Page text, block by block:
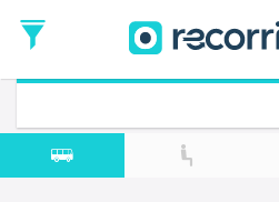
de
Ida
Vuelta (opcional)
Fecha
de